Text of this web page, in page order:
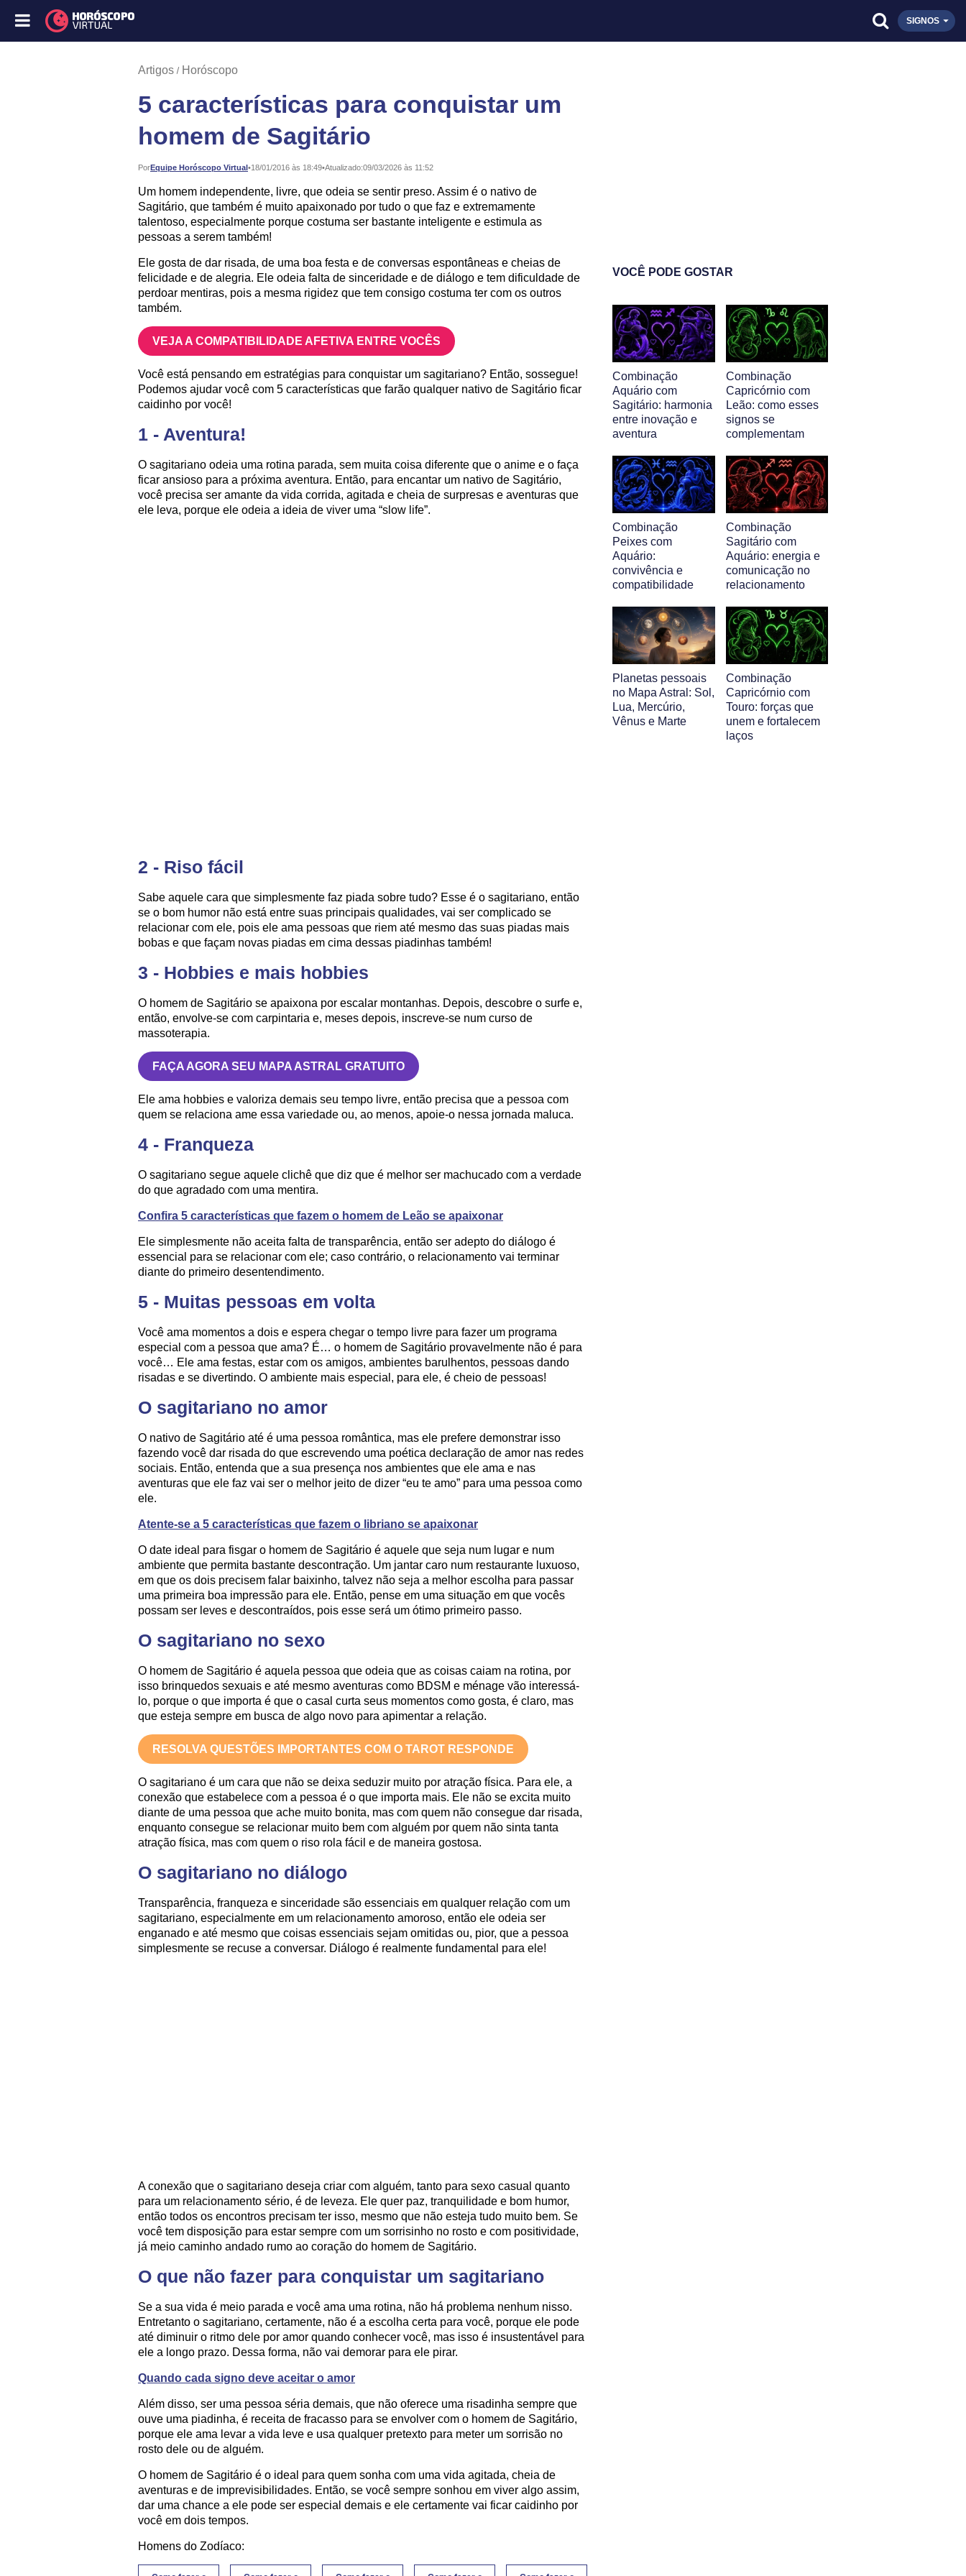
SIGNOS
Artigos Horóscopo
5 características para conquistar um
homem de Sagitário
PorEquipe Horóscopo Virtual•
Publicado: 18/01/2016 às 18:49•Atualizado:09/03/2026 às 11:52
Um homem independente, livre, que odeia se sentir preso. Assim é o nativo de
Sagitário, que também é muito apaixonado por tudo o que faz e extremamente
talentoso, especialmente porque costuma ser bastante inteligente e estimula as
pessoas a serem também!
Ele gosta de dar risada, de uma boa festa e de conversas espontâneas e cheias de
felicidade e de alegria. Ele odeia falta de sinceridade e de diálogo e tem dificuldade de
perdoar mentiras, pois a mesma rigidez que tem consigo costuma ter com os outros
também.
VEJA A COMPATIBILIDADE AFETIVA ENTRE VOCÊS
Você está pensando em estratégias para conquistar um sagitariano? Então, sossegue!
Podemos ajudar você com 5 características que farão qualquer nativo de Sagitário ficar
caidinho por você!
1 - Aventura!
O sagitariano odeia uma rotina parada, sem muita coisa diferente que o anime e o faça
ficar ansioso para a próxima aventura. Então, para encantar um nativo de Sagitário,
você precisa ser amante da vida corrida, agitada e cheia de surpresas e aventuras que
ele leva, porque ele odeia a ideia de viver uma “slow life”.
2 - Riso fácil
Sabe aquele cara que simplesmente faz piada sobre tudo? Esse é o sagitariano, então
se o bom humor não está entre suas principais qualidades, vai ser complicado se
relacionar com ele, pois ele ama pessoas que riem até mesmo das suas piadas mais
bobas e que façam novas piadas em cima dessas piadinhas também!
3 - Hobbies e mais hobbies
O homem de Sagitário se apaixona por escalar montanhas. Depois, descobre o surfe e,
então, envolve-se com carpintaria e, meses depois, inscreve-se num curso de
massoterapia.
FAÇA AGORA SEU MAPA ASTRAL GRATUITO
Ele ama hobbies e valoriza demais seu tempo livre, então precisa que a pessoa com
quem se relaciona ame essa variedade ou, ao menos, apoie-o nessa jornada maluca.
4 - Franqueza
O sagitariano segue aquele clichê que diz que é melhor ser machucado com a verdade
do que agradado com uma mentira.
Confira 5 características que fazem o homem de Leão se apaixonar
Ele simplesmente não aceita falta de transparência, então ser adepto do diálogo é
essencial para se relacionar com ele; caso contrário, o relacionamento vai terminar
diante do primeiro desentendimento.
5 - Muitas pessoas em volta
Você ama momentos a dois e espera chegar o tempo livre para fazer um programa
especial com a pessoa que ama? É… o homem de Sagitário provavelmente não é para
você… Ele ama festas, estar com os amigos, ambientes barulhentos, pessoas dando
risadas e se divertindo. O ambiente mais especial, para ele, é cheio de pessoas!
O sagitariano no amor
O nativo de Sagitário até é uma pessoa romântica, mas ele prefere demonstrar isso
fazendo você dar risada do que escrevendo uma poética declaração de amor nas redes
sociais. Então, entenda que a sua presença nos ambientes que ele ama e nas
aventuras que ele faz vai ser o melhor jeito de dizer “eu te amo” para uma pessoa como
ele.
Atente-se a 5 características que fazem o libriano se apaixonar
O date ideal para fisgar o homem de Sagitário é aquele que seja num lugar e num
ambiente que permita bastante descontração. Um jantar caro num restaurante luxuoso,
em que os dois precisem falar baixinho, talvez não seja a melhor escolha para passar
uma primeira boa impressão para ele. Então, pense em uma situação em que vocês
possam ser leves e descontraídos, pois esse será um ótimo primeiro passo.
O sagitariano no sexo
O homem de Sagitário é aquela pessoa que odeia que as coisas caiam na rotina, por
isso brinquedos sexuais e até mesmo aventuras como BDSM e ménage vão interessá-
lo, porque o que importa é que o casal curta seus momentos como gosta, é claro, mas
que esteja sempre em busca de algo novo para apimentar a relação.
RESOLVA QUESTÕES IMPORTANTES COM O TAROT RESPONDE
O sagitariano é um cara que não se deixa seduzir muito por atração física. Para ele, a
conexão que estabelece com a pessoa é o que importa mais. Ele não se excita muito
diante de uma pessoa que ache muito bonita, mas com quem não consegue dar risada,
enquanto consegue se relacionar muito bem com alguém por quem não sinta tanta
atração física, mas com quem o riso rola fácil e de maneira gostosa.
O sagitariano no diálogo
Transparência, franqueza e sinceridade são essenciais em qualquer relação com um
sagitariano, especialmente em um relacionamento amoroso, então ele odeia ser
enganado e até mesmo que coisas essenciais sejam omitidas ou, pior, que a pessoa
simplesmente se recuse a conversar. Diálogo é realmente fundamental para ele!
A conexão que o sagitariano deseja criar com alguém, tanto para sexo casual quanto
para um relacionamento sério, é de leveza. Ele quer paz, tranquilidade e bom humor,
então todos os encontros precisam ter isso, mesmo que não esteja tudo muito bem. Se
você tem disposição para estar sempre com um sorrisinho no rosto e com positividade,
já meio caminho andado rumo ao coração do homem de Sagitário.
O que não fazer para conquistar um sagitariano
Se a sua vida é meio parada e você ama uma rotina, não há problema nenhum nisso.
Entretanto o sagitariano, certamente, não é a escolha certa para você, porque ele pode
até diminuir o ritmo dele por amor quando conhecer você, mas isso é insustentável para
ele a longo prazo. Dessa forma, não vai demorar para ele pirar.
Quando cada signo deve aceitar o amor
Além disso, ser uma pessoa séria demais, que não oferece uma risadinha sempre que
ouve uma piadinha, é receita de fracasso para se envolver com o homem de Sagitário,
porque ele ama levar a vida leve e usa qualquer pretexto para meter um sorrisão no
rosto dele ou de alguém.
O homem de Sagitário é o ideal para quem sonha com uma vida agitada, cheia de
aventuras e de imprevisibilidades. Então, se você sempre sonhou em viver algo assim,
dar uma chance a ele pode ser especial demais e ele certamente vai ficar caidinho por
você em dois tempos.
Homens do Zodíaco:
VOCÊ PODE GOSTAR
Combinação
Aquário com
Sagitário: harmonia
entre inovação e
aventura
Combinação
Capricórnio com
Leão: como esses
signos se
complementam
Combinação
Peixes com
Aquário:
convivência e
compatibilidade
Combinação
Sagitário com
Aquário: energia e
comunicação no
relacionamento
Planetas pessoais
no Mapa Astral: Sol,
Lua, Mercúrio,
Vênus e Marte
Combinação
Capricórnio com
Touro: forças que
unem e fortalecem
laços